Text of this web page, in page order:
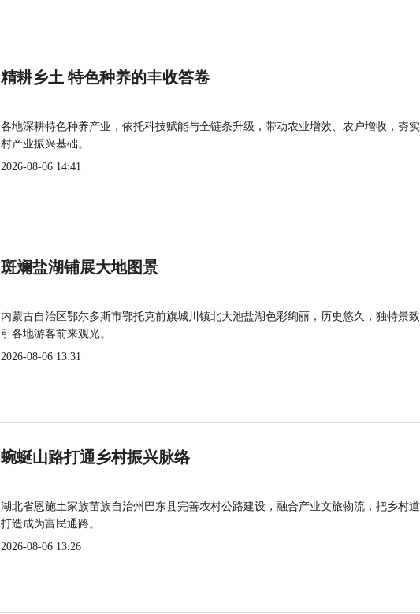
精耕乡土 特色种养的丰收答卷
各地深耕特色种养产业，依托科技赋能与全链条升级，带动农业增效、农户增收，夯
村产业振兴基础。
2026-08-06 14:41
斑斓盐湖铺展大地图景
内蒙古自治区鄂尔多斯市鄂托克前旗城川镇北大池盐湖色彩绚丽，历史悠久，独特景
引各地游客前来观光。
2026-08-06 13:31
蜿蜒山路打通乡村振兴脉络
湖北省恩施土家族苗族自治州巴东县完善农村公路建设，融合产业文旅物流，把乡村
打造成为富民通路。
2026-08-06 13:26